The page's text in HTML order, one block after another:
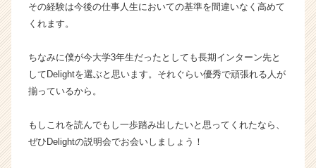
その経験は今後の仕事人生においての基準を間違いなく高めて
くれます。
ちなみに僕が今大学3年生だったとしても長期インターン先と
してDelightを選ぶと思います。それぐらい優秀で頑張れる人が
揃っているから。
もしこれを読んでもし一歩踏み出したいと思ってくれたなら、
ぜひDelightの説明会でお会いしましょう！